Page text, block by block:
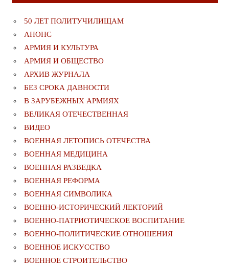
50 ЛЕТ ПОЛИТУЧИЛИЩАМ
АНОНС
АРМИЯ И КУЛЬТУРА
АРМИЯ И ОБЩЕСТВО
АРХИВ ЖУРНАЛА
БЕЗ СРОКА ДАВНОСТИ
В ЗАРУБЕЖНЫХ АРМИЯХ
ВЕЛИКАЯ ОТЕЧЕСТВЕННАЯ
ВИДЕО
ВОЕННАЯ ЛЕТОПИСЬ ОТЕЧЕСТВА
ВОЕННАЯ МЕДИЦИНА
ВОЕННАЯ РАЗВЕДКА
ВОЕННАЯ РЕФОРМА
ВОЕННАЯ СИМВОЛИКА
ВОЕННО-ИСТОРИЧЕСКИЙ ЛЕКТОРИЙ
ВОЕННО-ПАТРИОТИЧЕСКОЕ ВОСПИТАНИЕ
ВОЕННО-ПОЛИТИЧЕСКИE ОТНОШЕНИЯ
ВОЕННОЕ ИСКУССТВО
ВОЕННОЕ СТРОИТЕЛЬСТВО